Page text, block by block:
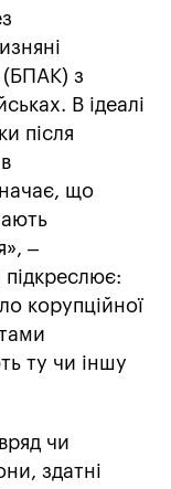
(БПАК) з
В ідеалі
після
що
–
корупційної
ту чи іншу
чи
здатні